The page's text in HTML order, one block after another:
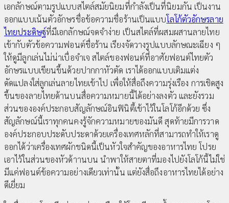
เอกลักษณ์ตามรูปแบบสไตล์สมัยนิยมที่กำลังเป็นที่นิยมกัน เป็นงาน
ออกแบบเน้นตัวอักษรชื่อข้อความชื่อร้านเป็นแบบโลโก้ตัวอักษรลาย
ไทยประดิษฐ์ที่มีเอกลักษณ์จดจำง่าย เป็นสไตล์ที่ผสมผสานลายไทย
เข้ากับตัวข้อความฟอนต์ชื่อร้าน เรียงจัดวางรูปแบบลักษณะเฉียง ๆ
ให้ดูมีลูกเล่นไม่น่าเบื่อจำเจ สไตล์ของฟอนต์ที่อาศัยฟอนต์ไทยตัว
อักษรแบบเขียนขึ้นด้วยปากกาหัวตัด เราได้ออกแบบเติมแต่ง
ดัดแปลงใส่ลูกเล่นลายไทยเข้าไป เพื่อให้สื่อถึงความรุ่งเรือง การเชิดสูง
ขึ้นของลายไทยด้านบนสื่อความหมายนี้ได้อย่างลงตัว และยังรวม
ส่วนขององค์ประกอบสัญลักษณ์อินฟินิตี้เข้าไว้ในโลโก้อีกด้วย ซึ่ง
สัญลักษณ์นี้เราทุกคนคงรู้จักความหมายของมันดี สุดท้ายมีการวาด
องค์ประกอบประดับประดาด้วยเครื่องเทศหลักที่สามารถทำให้เราดู
ออกได้ว่าเครื่องเทศผักชนิดนี้เป็นหัวใจสำคัญของอาหารไทย โปรย
เอาไว้ในส่วนของหัวด้าานบน นำพาให้สายตาที่มองไปยังโลโก้นี้ไม่ใช่
มีแค่ฟอนต์ข้อความอย่างเดียวเท่านั้น แต่ยังสื่อถึงอาหารไทยได้อย่าง
ดีเยี่ยม